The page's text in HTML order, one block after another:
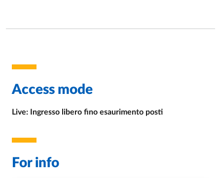
Access mode
Live: Ingresso libero fino esaurimento posti
For info